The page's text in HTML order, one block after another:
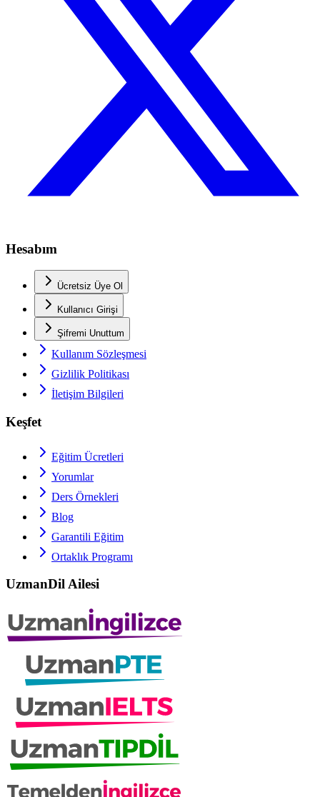
Hesabım
Ücretsiz Üye Ol
Kullanıcı Girişi
Şifremi Unuttum
Kullanım Sözleşmesi
Gizlilik Politikası
İletişim Bilgileri
Keşfet
Eğitim Ücretleri
Yorumlar
Ders Örnekleri
Blog
Garantili Eğitim
Ortaklık Programı
UzmanDil Ailesi